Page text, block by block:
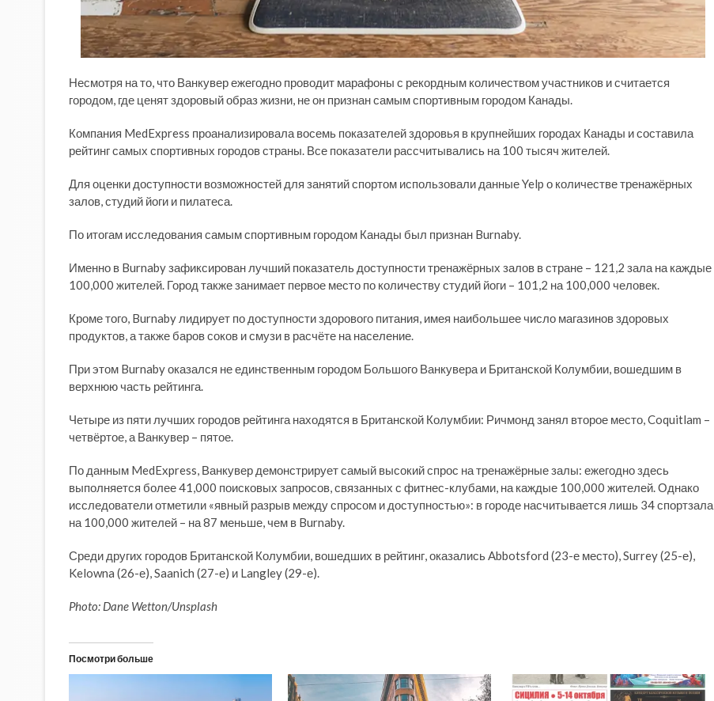
Несмотря на то, что Ванкувер ежегодно проводит марафоны с рекордным количеством участников и считается
городом, где ценят здоровый образ жизни, не он признан самым спортивным городом Канады.
Компания MedExpress проанализировала восемь показателей здоровья в крупнейших городах Канады и составила
рейтинг самых спортивных городов страны. Все показатели рассчитывались на 100 тысяч жителей.
Для оценки доступности возможностей для занятий спортом использовали данные Yelp о количестве тренажёрных
залов, студий йоги и пилатеса.
По итогам исследования самым спортивным городом Канады был признан Burnaby.
Именно в Burnaby зафиксирован лучший показатель доступности тренажёрных залов в стране – 121,2 зала на каждые
100,000 жителей. Город также занимает первое место по количеству студий йоги – 101,2 на 100,000 человек.
Кроме того, Burnaby лидирует по доступности здорового питания, имея наибольшее число магазинов здоровых
продуктов, а также баров соков и смузи в расчёте на население.
При этом Burnaby оказался не единственным городом Большого Ванкувера и Британской Колумбии, вошедшим в
верхнюю часть рейтинга.
Четыре из пяти лучших городов рейтинга находятся в Британской Колумбии: Ричмонд занял второе место, Coquitlam –
четвёртое, а Ванкувер – пятое.
По данным MedExpress, Ванкувер демонстрирует самый высокий спрос на тренажёрные залы: ежегодно здесь
выполняется более 41,000 поисковых запросов, связанных с фитнес-клубами, на каждые 100,000 жителей. Однако
исследователи отметили «явный разрыв между спросом и доступностью»: в городе насчитывается лишь 34 спортзала
на 100,000 жителей – на 87 меньше, чем в Burnaby.
Среди других городов Британской Колумбии, вошедших в рейтинг, оказались Abbotsford (23-е место), Surrey (25-е),
Kelowna (26-е), Saanich (27-е) и Langley (29-е).
Photo: Dane Wetton/Unsplash
Посмотри больше